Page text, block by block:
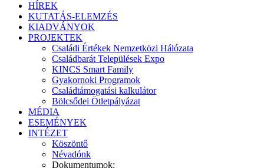
HÍREK
KUTATÁS-ELEMZÉS
KIADVÁNYOK
PROJEKTEK
Családi Értékek Nemzetközi Hálózata
Családbarát Települések Expo
KINCS Smart Family
Gyakornoki Programok
Családtámogatási kalkulátor
Bölcsődei Ötletpályázat
MÉDIA
ESEMÉNYEK
INTÉZET
Köszöntő
Névadónk
Dokumentumok: